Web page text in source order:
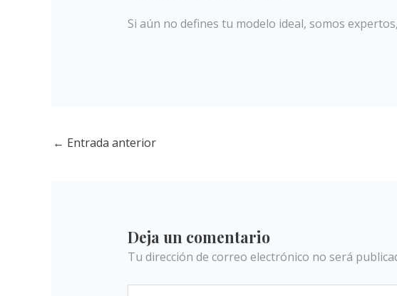
Si aún no defines tu modelo ideal, somos
← Entrada anterior
Deja un comentario
Tu dirección de correo electrónico no será